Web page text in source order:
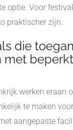
optie. Voor
praktischer zijn.
die
met
werken eraan
te maken
aangepaste